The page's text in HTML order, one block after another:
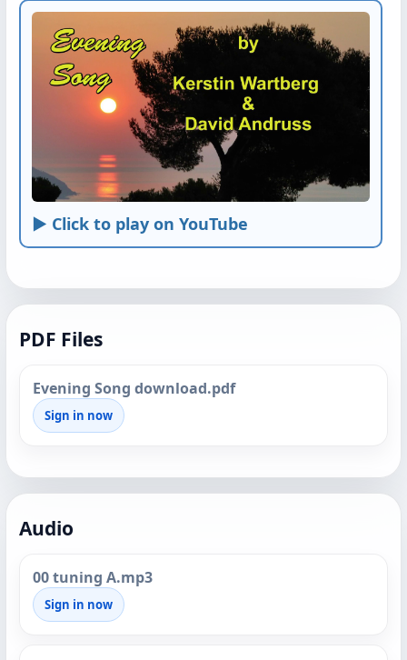
► Click to play on YouTube
PDF Files
Evening Song download.pdf
Sign in now
Audio
00 tuning A.mp3
Sign in now